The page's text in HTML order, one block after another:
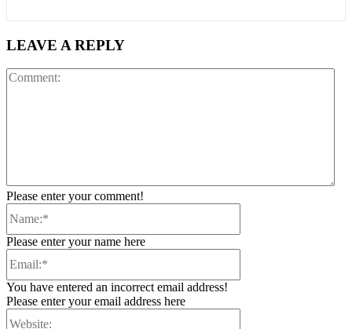
LEAVE A REPLY
Please enter your comment!
Please enter your name here
You have entered an incorrect email address!
Please enter your email address here